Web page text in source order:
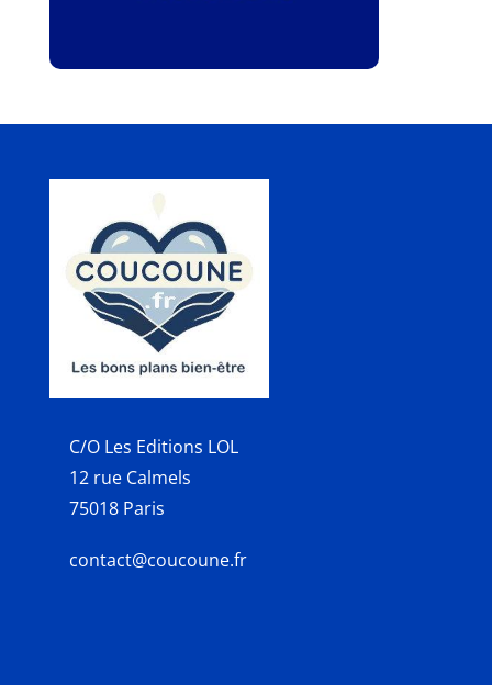
C/O Les Editions LOL
12 rue Calmels
75018 Paris
contact@coucoune.fr